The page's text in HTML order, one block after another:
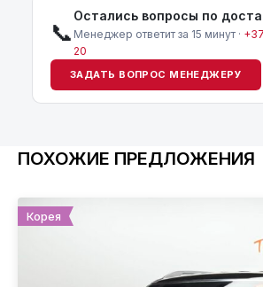
📞
Остались вопросы по
Менеджер ответит за 15 минут ·
20
ЗАДАТЬ ВОПРОС МЕНЕДЖЕРУ
ПОХОЖИЕ ПРЕДЛОЖЕНИЯ
Корея